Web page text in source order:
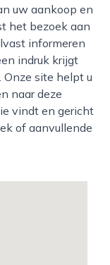
uw aankoop en
het bezoek aan
informeren
indruk krijgt
site helpt u
naar deze
vindt en gericht
of aanvullende